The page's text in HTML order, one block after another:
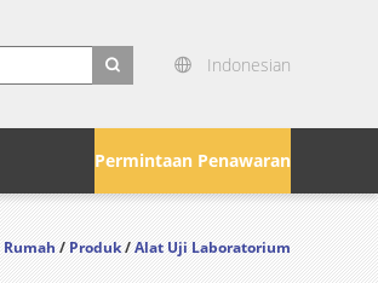
Indonesian
Permintaan Penawaran
Rumah/Produk/Alat Uji Laboratorium